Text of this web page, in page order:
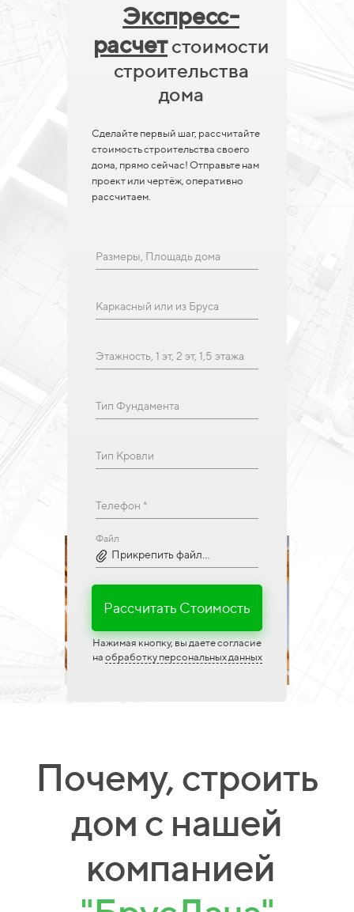
Экспресс-
расчетстоимости
строительства
дома
Сделайте первый шаг, рассчитайте
стоимость строительства своего
дома, прямо сейчас! Отправьте нам
проект или чертёж, оперативно
рассчитаем.
Размеры, Площадь дома
Каркасный или из Бруса
Этажность, 1 эт, 2 эт, 1,5 этажа
Тип Фундамента
Тип Кровли
Телефон *
Файл
Прикрепить файл...
Рассчитать Стоимость
Нажимая кнопку, вы даете согласие
на обработку персональных данных
Почему, строить
дом с нашей
компанией